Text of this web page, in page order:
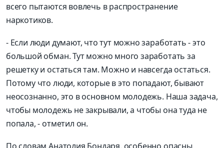
всего пытаются вовлечь в распространение
наркотиков.
- Если люди думают, что тут можно заработать-это
большой обман. Тут можно много заработать за
решетку и остаться там. Можно и навсегда остаться.
Потому что люди, которые в это попадают, бывают
неосознанно, это в основном молодежь. Наша задача,
чтобы молодежь не закрывали, а чтобы она туда не
попала,- отметил он.